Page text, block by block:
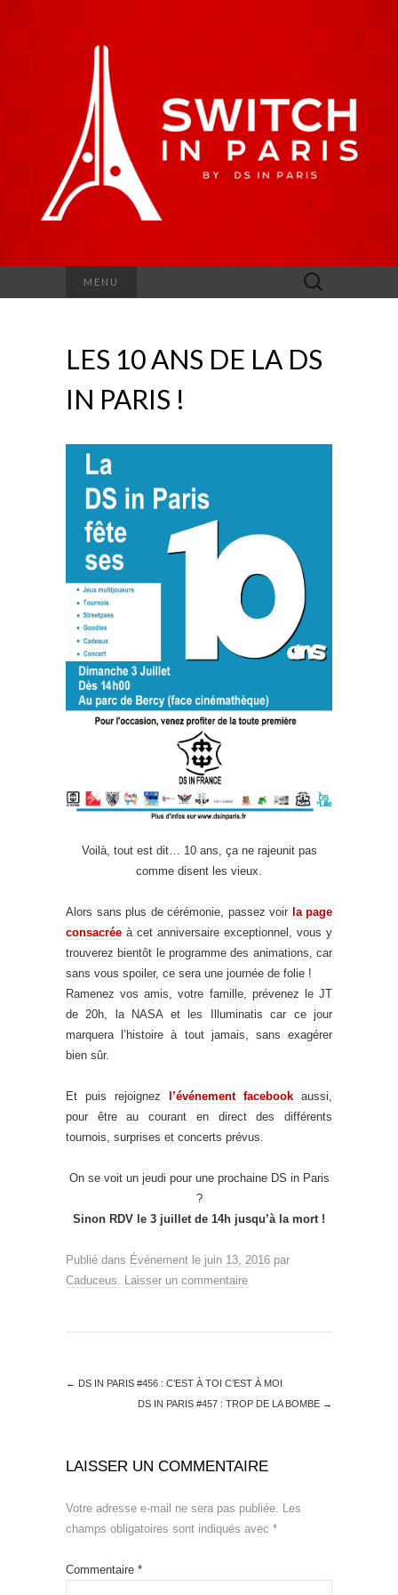
MENU Rechercher :
LES 10 ANS DE LA DS
IN PARIS !
Voilà, tout est dit… 10 ans, ça ne rajeunit pas
comme disent les vieux.
Alors sans plus de cérémonie, passez voir la page
consacrée à cet anniversaire exceptionnel, vous y
trouverez bientôt le programme des animations, car
sans vous spoiler, ce sera une journée de folie !
Ramenez vos amis, votre famille, prévenez le JT
de 20h, la NASA et les Illuminatis car ce jour
marquera l’histoire à tout jamais, sans exagérer
bien sûr.
Et puis rejoignez l’événement facebook aussi,
pour être au courant en direct des différents
tournois, surprises et concerts prévus.
On se voit un jeudi pour une prochaine DS in Paris
?
Sinon RDV le 3 juillet de 14h jusqu’à la mort !
Publié dans Événement le juin 13, 2016 par
Caduceus. Laisser un commentaire
← DS IN PARIS #456 : C’EST À TOI C’EST À MOI
DS IN PARIS #457 : TROP DE LA BOMBE →
LAISSER UN COMMENTAIRE
Votre adresse e-mail ne sera pas publiée. Les
champs obligatoires sont indiqués avec *
Commentaire *